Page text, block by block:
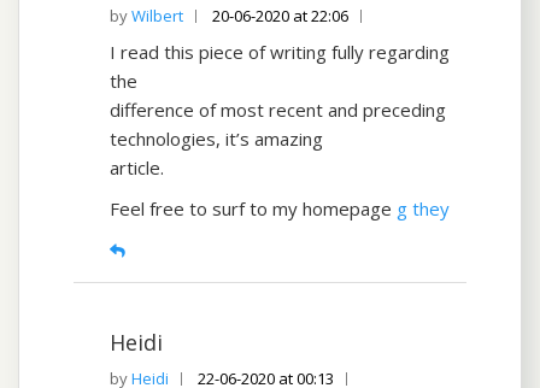
Wilbert 20-06-2020 at 22:06
I read this piece of writing fully regarding
the
difference of most recent and preceding
technologies, it’s amazing
article.
Feel free to surf to my homepage g they
Heidi
Heidi 22-06-2020 at 00:13